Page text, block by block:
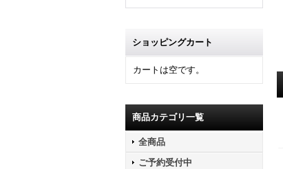
ショッピングカート
カートは空です。
商品カテゴリ一覧
全商品
ご予約受付中